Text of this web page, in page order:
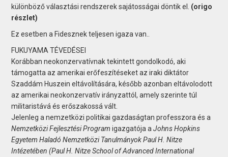
különböző választási rendszerek sajátosságai döntik el. (origo
részlet)
Ez esetben a Fidesznek teljesen igaza van..
FUKUYAMA TÉVEDÉSEI
Korábban neokonzervatívnak tekintett gondolkodó, aki
támogatta az amerikai erőfeszítéseket az iraki diktátor
Szaddám Huszein eltávolítására, később azonban eltávolodott
az amerikai neokonzervatív irányzattól, amely szerinte túl
militaristává és erőszakossá vált.
Jelenleg a nemzetközi politikai gazdaságtan professzora és a
Nemzetközi Fejlesztési Program igazgatója aJohns Hopkins
Egyetem Haladó Nemzetközi Tanulmányok Paul H. Nitze
Intézetében (Paul H. Nitze School of Advanced International